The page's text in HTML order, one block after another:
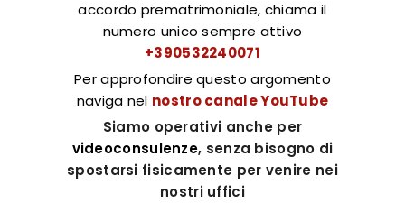
accordo prematrimoniale, chiama il
numero unico sempre attivo
+390532240071
Per approfondire questo argomento
naviga nel nostro canale YouTube
Siamo operativi anche per
videoconsulenze, senza bisogno di
spostarsi fisicamente per venire nei
nostri uffici